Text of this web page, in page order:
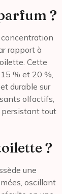
?
concentration
rapport à
Cette
% et 20 %,
durable sur
olfactifs,
persistant tout
?
une
oscillant